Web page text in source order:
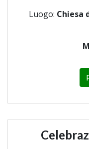
Luogo: Chiesa